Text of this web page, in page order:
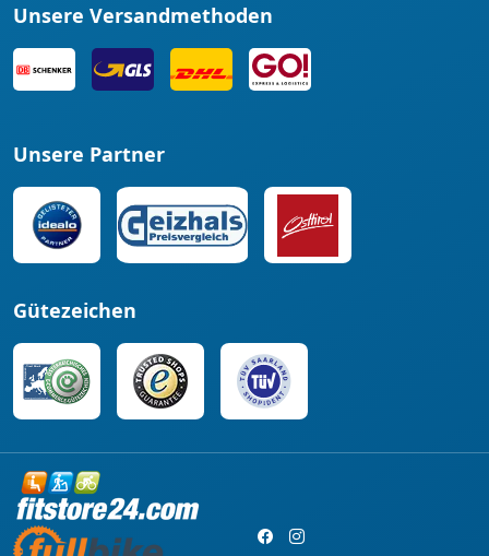
Unsere Versandmethoden
Unsere Partner
Gütezeichen